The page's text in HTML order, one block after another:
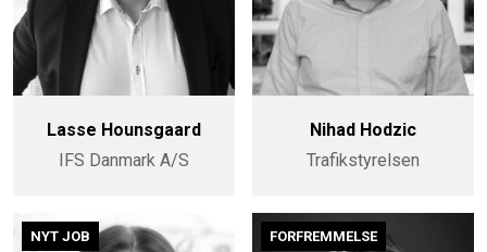
Lasse Hounsgaard
IFS Danmark A/S
Nihad Hodzic
Trafikstyrelsen
NYT JOB FORFREMMELSE